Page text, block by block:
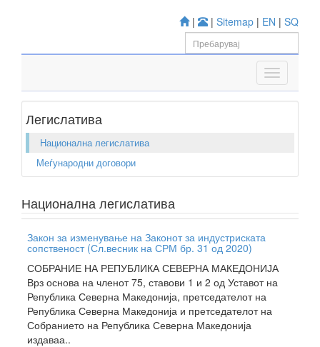
| | Sitemap | EN | SQ
Легислатива
Национална легислатива
Меѓународни договори
Национална легислатива
Закон за изменување на Законот за индустриската
сопственост (Сл.весник на СРМ бр. 31 од 2020)
СОБРАНИЕ НА РЕПУБЛИКА СЕВЕРНА МАКЕДОНИЈА
Врз основа на членот 75, ставови 1 и 2 од Уставот на
Република Северна Македонија, претседателот на
Република Северна Македонија и претседателот на
Собранието на Република Северна Македонија
издаваа..